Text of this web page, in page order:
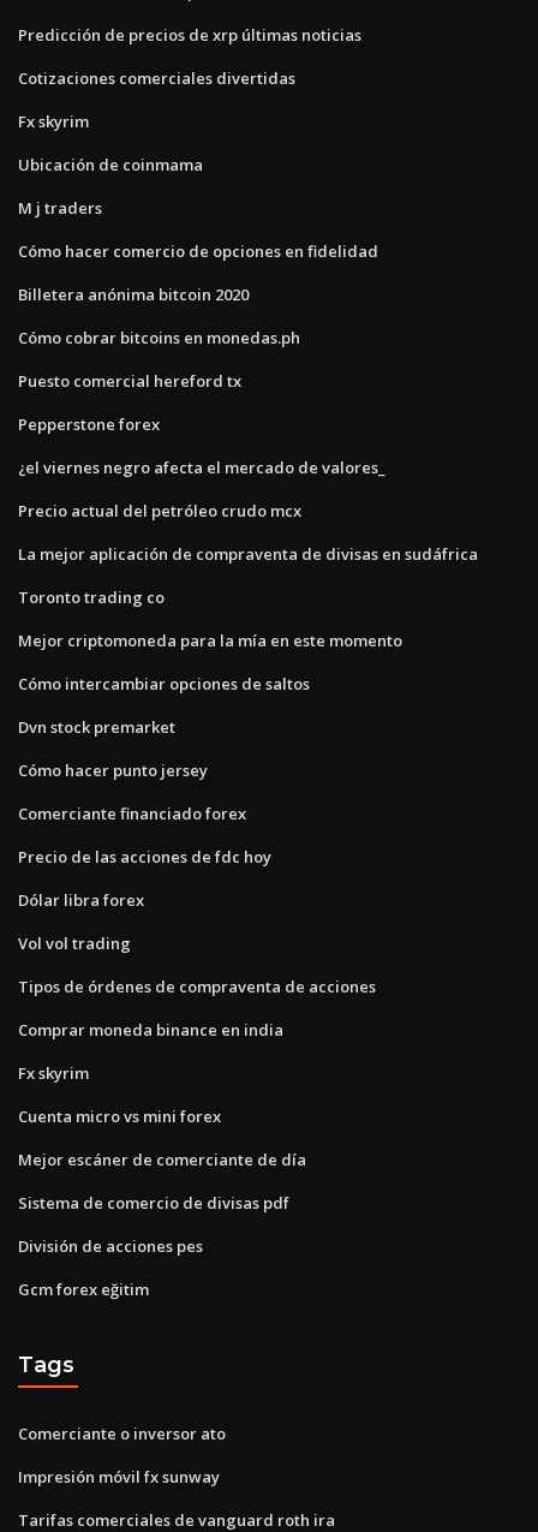
Predicción de precios de xrp últimas noticias
Cotizaciones comerciales divertidas
Fx skyrim
Ubicación de coinmama
M j traders
Cómo hacer comercio de opciones en fidelidad
Billetera anónima bitcoin 2020
Cómo cobrar bitcoins en monedas.ph
Puesto comercial hereford tx
Pepperstone forex
¿el viernes negro afecta el mercado de valores_
Precio actual del petróleo crudo mcx
La mejor aplicación de compraventa de divisas en sudáfrica
Toronto trading co
Mejor criptomoneda para la mía en este momento
Cómo intercambiar opciones de saltos
Dvn stock premarket
Cómo hacer punto jersey
Comerciante financiado forex
Precio de las acciones de fdc hoy
Dólar libra forex
Vol vol trading
Tipos de órdenes de compraventa de acciones
Comprar moneda binance en india
Fx skyrim
Cuenta micro vs mini forex
Mejor escáner de comerciante de día
Sistema de comercio de divisas pdf
División de acciones pes
Gcm forex eğitim
Tags
Comerciante o inversor ato
Impresión móvil fx sunway
Tarifas comerciales de vanguard roth ira